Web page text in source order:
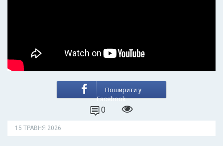
Поширити у
Facebook
0
15 ТРАВНЯ 2026